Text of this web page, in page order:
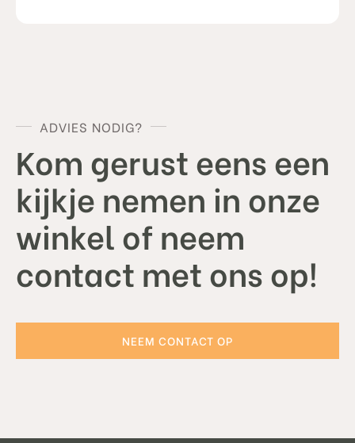
ADVIES NODIG?
Kom gerust eens een
kijkje nemen in onze
winkel of neem
contact met ons op!
NEEM CONTACT OP